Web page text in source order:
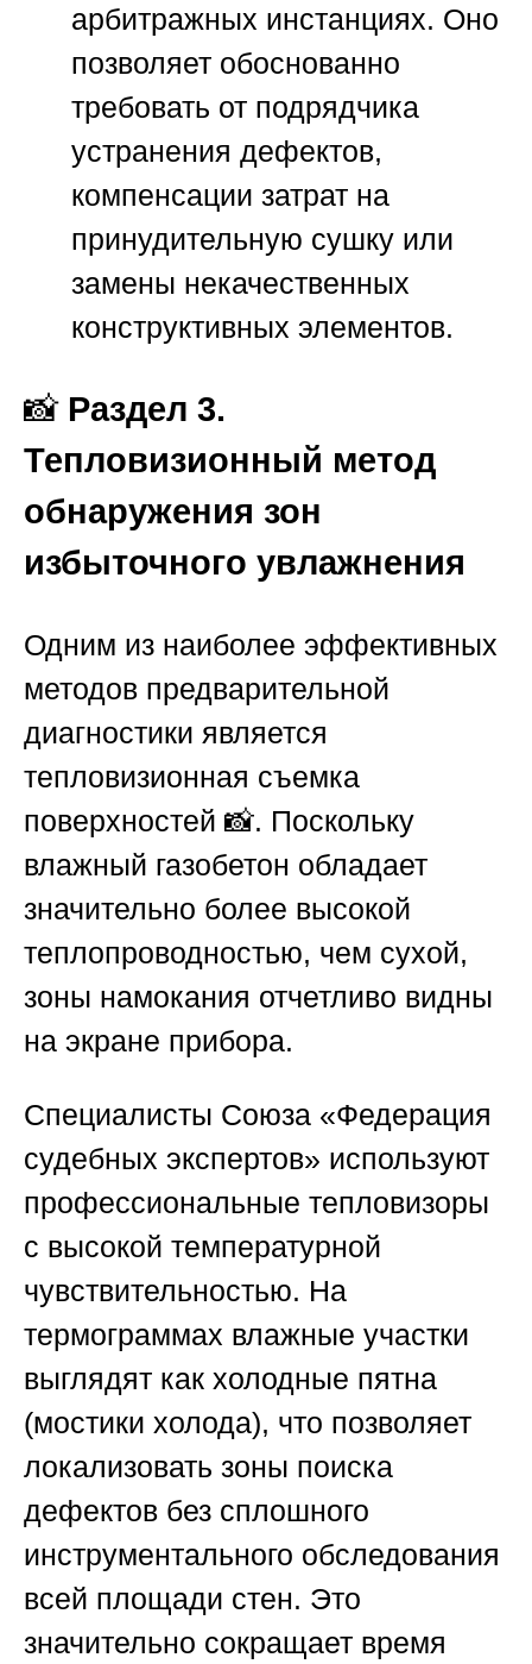
арбитражных инстанциях. Оно
позволяет обоснованно
требовать от подрядчика
устранения дефектов,
компенсации затрат на
принудительную сушку или
замены некачественных
конструктивных элементов.
📸 Раздел 3.
Тепловизионный метод
обнаружения зон
избыточного увлажнения
Одним из наиболее эффективных
методов предварительной
диагностики является
тепловизионная съемка
поверхностей 📸. Поскольку
влажный газобетон обладает
значительно более высокой
теплопроводностью, чем сухой,
зоны намокания отчетливо видны
на экране прибора.
Специалисты Союза «Федерация
судебных экспертов» используют
профессиональные тепловизоры
с высокой температурной
чувствительностью. На
термограммах влажные участки
выглядят как холодные пятна
(мостики холода), что позволяет
локализовать зоны поиска
дефектов без сплошного
инструментального обследования
всей площади стен. Это
значительно сокращает время